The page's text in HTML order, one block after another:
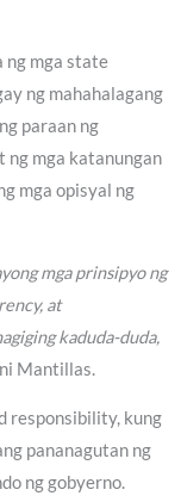
ng mga state
ng mahahalagang
paraan ng
ng mga katanungan
mga opisyal ng
mga prinsipyo ng
at
kaduda-duda,
Mantillas.
responsibility, kung
pananagutan ng
ng gobyerno.